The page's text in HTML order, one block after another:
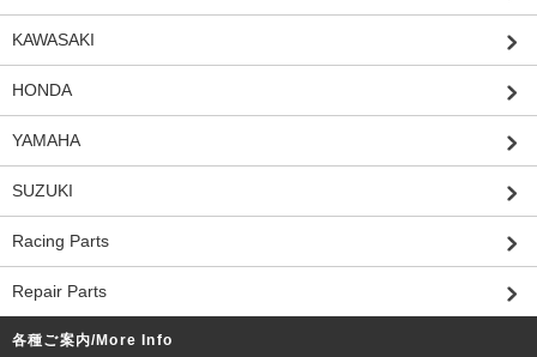
KAWASAKI
HONDA
YAMAHA
SUZUKI
Racing Parts
Repair Parts
各種ご案内/More Info